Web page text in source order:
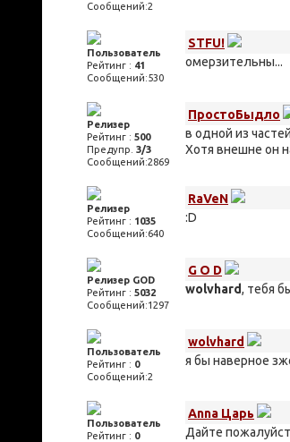
Сообщений:2
Пользователь
Рейтинг : 41
Сообщений:530
STFU!
омерзительны...
Релизер
Рейтинг : 500
Предупр. 3/3
Сообщений:2869
ПростоБыдло
в одной из
Хотя внешне он
Релизер
Рейтинг : 1035
Сообщений:640
RaVeN
:D
Релизер GOD
Рейтинг : 5032
Сообщений:1297
G O D
wolvhard, тебя
Пользователь
Рейтинг : 0
Сообщений:2
wolvhard
я бы наверное
Пользователь
Рейтинг : 0
Anna Царь
Дайте